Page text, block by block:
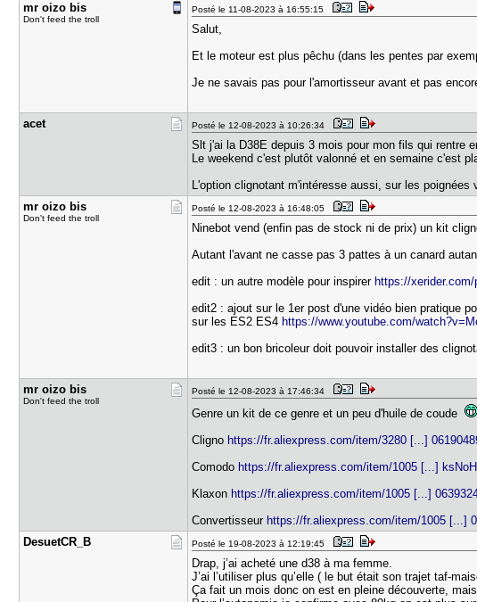
mr oizo bi​s
Don't feed the troll
Posté le 11-08-2023 à 16:55:15
Salut,
Et le moteur est plus pêchu (dans les pentes par
Je ne savais pas pour l'amortisseur avant et pas
acet Posté le 12-08-2023 à 10:26:34
Slt j'ai la D38E depuis 3 mois pour mon fils qui rentre
Le weekend c'est plutôt valonné et en semaine c'est
L'option clignotant m'intéresse aussi, sur les poignées
mr oizo bi​s
Don't feed the troll
Posté le 12-08-2023 à 16:48:05
Ninebot vend (enfin pas de stock ni de prix) un kit
Autant l'avant ne casse pas 3 pattes à un canard
edit : un autre modèle pour inspirer https://
edit2 : ajout sur le 1er post d'une vidéo bien pratique
sur les ES2 ES4 https://www.youtube.com/
edit3 : un bon bricoleur doit pouvoir installer des
mr oizo bi​s
Don't feed the troll
Posté le 12-08-2023 à 17:46:34
Genre un kit de ce genre et un peu d'huile de coude
Cligno https://fr.aliexpress.com/item/3280 [...]
Comodo https://fr.aliexpress.com/item/1005 [...]
Klaxon https://fr.aliexpress.com/item/1005 [...]
Convertisseur https://fr.aliexpress.com/item/1005 [...]
DesuetCR_B
Posté le 19-08-2023 à 12:19:45
Drap, j’ai acheté une d38 à ma femme.
J’ai l’utiliser plus qu’elle ( le but était son trajet taf-
Ça fait un mois donc on est en pleine découverte,